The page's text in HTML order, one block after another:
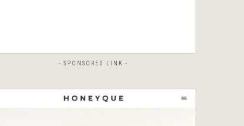
- SPONSORED LINK -